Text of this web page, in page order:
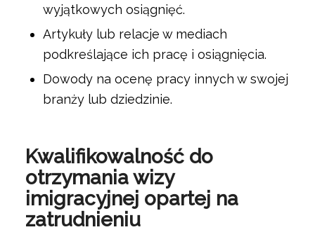
wyjątkowych osiągnięć.
Artykuły lub relacje w mediach
podkreślające ich pracę i osiągnięcia.
Dowody na ocenę pracy innych w swojej
branży lub dziedzinie.
Kwalifikowalność do
otrzymania wizy
imigracyjnej opartej na
zatrudnieniu